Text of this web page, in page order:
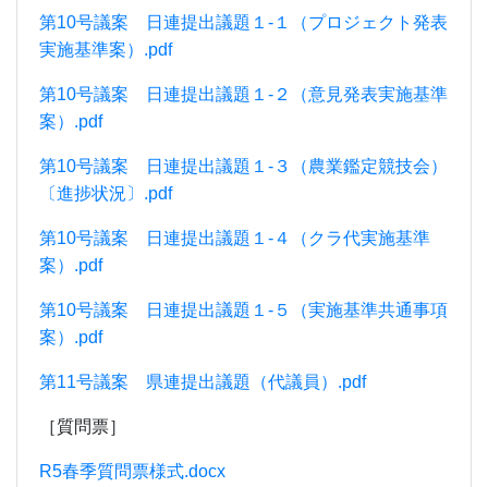
第10号議案 日連提出議題１-１（プロジェクト発表
実施基準案）.pdf
第10号議案 日連提出議題１-２（意見発表実施基準
案）.pdf
第10号議案 日連提出議題１-３（農業鑑定競技会）
〔進捗状況〕.pdf
第10号議案 日連提出議題１-４（クラ代実施基準
案）.pdf
第10号議案 日連提出議題１-５（実施基準共通事項
案）.pdf
第11号議案 県連提出議題（代議員）.pdf
［質問票］
R5春季質問票様式.docx